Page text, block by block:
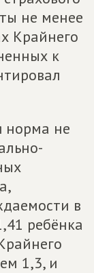
не менее
Крайнего
к
норма не
в
ребёнка
1,3, и